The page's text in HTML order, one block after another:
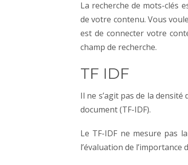
La recherche de mots-clés
de votre contenu. Vous
est de connecter votre
champ de recherche.
TF IDF
Il ne s’agit pas de la
document (TF-IDF).
Le TF-IDF ne mesure pas
l’évaluation de l’importance